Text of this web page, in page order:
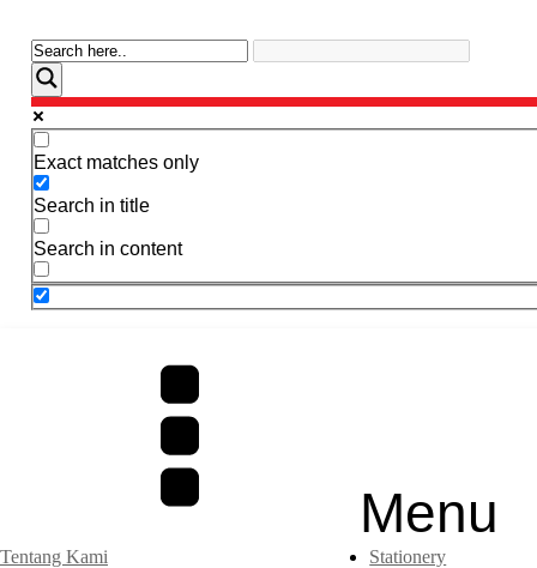
Exact matches only
Search in title
Search in content
Menu
Tentang Kami Stationery